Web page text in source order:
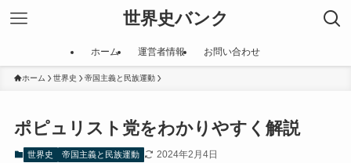
世界史バンク
ホーム 運営者情報 お問い合わせ
ホーム 世界史 帝国主義と民族運動
ポピュリスト党をわかりやすく解説
世界史 帝国主義と民族運動 2024年2月4日